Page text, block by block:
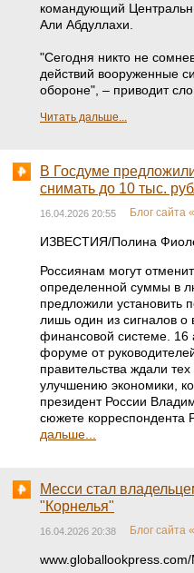
командующий
Али Абдуллахи.
"Сегодня никто не
действий вооруженные
обороне", – приводит
Читать дальше...
В Госдуме
снимать до 10 тыс.
16.04.2026 20:55 Блог сайта
ИЗВЕСТИЯ/Полина
Россиянам могут
определенной суммы в
предложили установить
лишь один из сигналов
финансовой системе.
форуме от
правительства ждали
улучшению экономики,
президент России
сюжете корреспондента
дальше...
Месси стал
"Корнелья"
16.04.2026 20:38 Блог сайта